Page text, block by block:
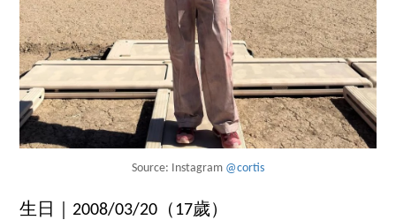
Source: Instagram @cortis
生日｜2008/03/20（17歲）